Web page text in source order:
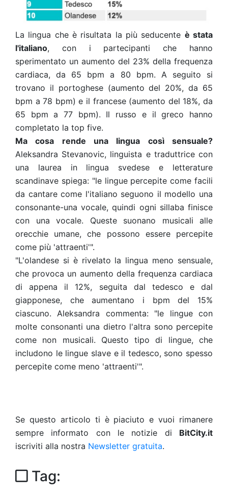
La lingua che è risultata la più seducente è stata
l'italiano, con i partecipanti che hanno
sperimentato un aumento del 23% della frequenza
cardiaca, da 65 bpm a 80 bpm. A seguito si
trovano il portoghese (aumento del 20%, da 65
bpm a 78 bpm) e il francese (aumento del 18%, da
65 bpm a 77 bpm). Il russo e il greco hanno
completato la top five.
Ma cosa rende una lingua così sensuale?
Aleksandra Stevanovic, linguista e traduttrice con
una laurea in lingua svedese e letterature
scandinave spiega: "le lingue percepite come facili
da cantare come l'italiano seguono il modello una
consonante-una vocale, quindi ogni sillaba finisce
con una vocale. Queste suonano musicali alle
orecchie umane, che possono essere percepite
come più 'attraenti'".
"L'olandese si è rivelato la lingua meno sensuale,
che provoca un aumento della frequenza cardiaca
di appena il 12%, seguita dal tedesco e dal
giapponese, che aumentano i bpm del 15%
ciascuno. Aleksandra commenta: "le lingue con
molte consonanti una dietro l'altra sono percepite
come non musicali. Questo tipo di lingue, che
includono le lingue slave e il tedesco, sono spesso
percepite come meno 'attraenti'".
Se questo articolo ti è piaciuto e vuoi rimanere
sempre informato con le notizie di BitCity.it
iscriviti alla nostra Newsletter gratuita.
Tag: